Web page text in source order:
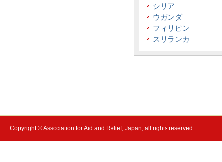
シリア
ウガンダ
フィリピン
スリランカ
Copyright © Association for Aid and Relief, Japan, all rights reserved.